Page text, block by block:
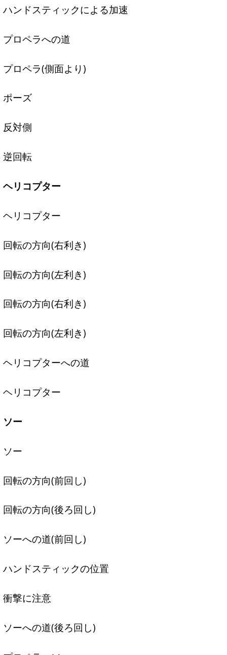
ハンドスティックによる加速
プロペラへの道
プロペラ(側面より)
ポーズ
反対側
逆回転
ヘリコプター
ヘリコプター
回転の方向(右利き)
回転の方向(左利き)
回転の方向(右利き)
回転の方向(左利き)
ヘリコプターへの道
ヘリコプター
ソー
ソー
回転の方向(前回し)
回転の方向(後ろ回し)
ソーへの道(前回し)
ハンドスティックの位置
衝撃に注意
ソーへの道(後ろ回し)